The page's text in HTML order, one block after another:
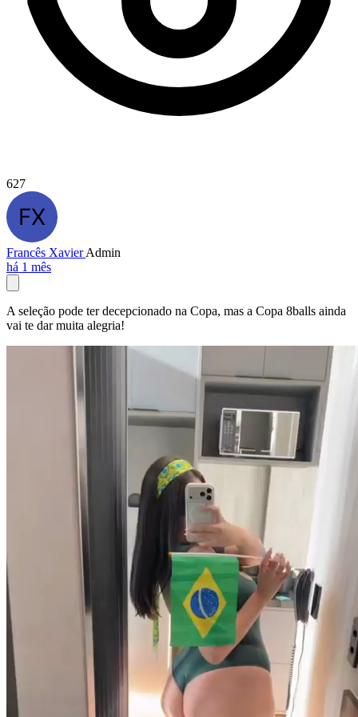
627
Francês XavierAdmin
há 1 mês
A seleção pode ter decepcionado na Copa, mas a Copa 8balls ainda
vai te dar muita alegria!